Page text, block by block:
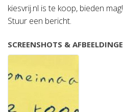
kiesvrij.nl is te koop, bieden
Stuur een bericht.
SCREENSHOTS &